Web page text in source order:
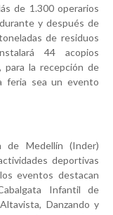
de 1.300 operarios
y después de
de residuos
44 acopios
para la recepción de
feria sea un evento
Medellín (Inder)
deportivas
eventos destacan
Infantil de
Danzando y